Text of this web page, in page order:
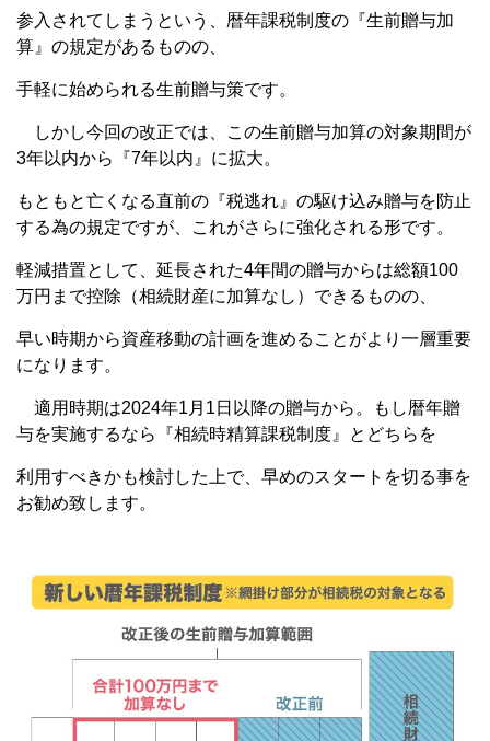
参入されてしまうという、暦年課税制度の『生前贈与加
算』の規定があるものの、
手軽に始められる生前贈与策です。
しかし今回の改正では、この生前贈与加算の対象期間が
3年以内から『7年以内』に拡大。
もともと亡くなる直前の『税逃れ』の駆け込み贈与を防止
する為の規定ですが、これがさらに強化される形です。
軽減措置として、延長された4年間の贈与からは総額100
万円まで控除（相続財産に加算なし）できるものの、
早い時期から資産移動の計画を進めることがより一層重要
になります。
適用時期は2024年1月1日以降の贈与から。もし暦年贈
与を実施するなら『相続時精算課税制度』とどちらを
利用すべきかも検討した上で、早めのスタートを切る事を
お勧め致します。